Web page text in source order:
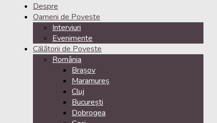
Despre
Oameni de Poveste
Interviuri
Evenimente
Călătorii de Poveste
România
Brașov
Maramureș
Cluj
București
Dobrogea